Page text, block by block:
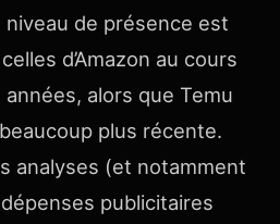
de présence est
d’Amazon au cours
alors que Temu
plus récente.
analyses (et notamment
publicitaires